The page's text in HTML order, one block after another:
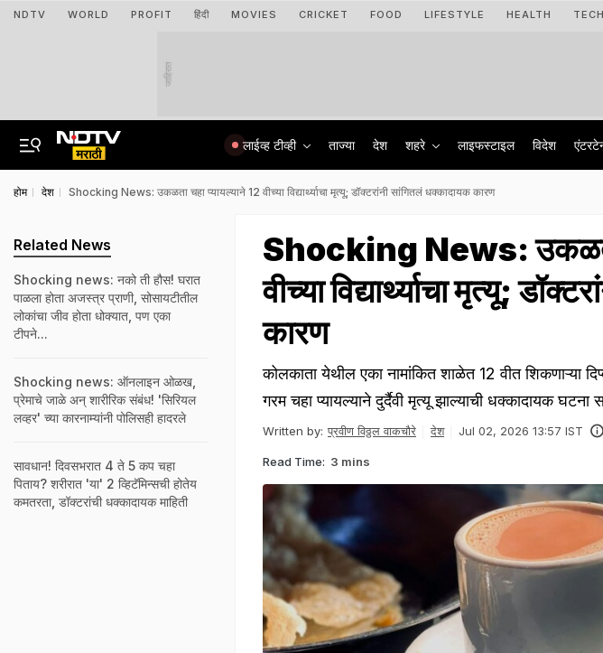
NDTV WORLD PROFIT हिंदी MOVIES CRICKET FOOD LIFESTYLE HEALTH TECH
जाहिरात
लाईव्ह टीव्ही ताज्या देश शहरे लाइफस्टाइल विदेश
होम देश Shocking News: उकळता चहा प्यायल्याने 12 वीच्या विद्यार्थ्याचा मृत्यू; डॉक्टरांनी सांगितलं धक्कादायक कारण
Shocking News: उकळता
वीच्या विद्यार्थ्याचा मृत्यू;
कारण
कोलकाता येथील एका नामांकित शाळेत 12 वीत शिकणाऱ्या
गरम चहा प्यायल्याने दुर्दैवी मृत्यू झाल्याची धक्कादायक
Written by: प्रवीण विठ्ठल वाकचौरे देश Jul 02, 2026 13:57 IST
Read Time: 3 mins
Related News
Shocking news: नको ती हौस! घरात
पाळला होता अजस्त्र प्राणी, सोसायटीतील
लोकांचा जीव होता धोक्यात, पण एका
टीपने...
Shocking news: ऑनलाइन ओळख,
प्रेमाचे जाळे अन् शारीरिक संबंध! 'सिरियल
लव्हर' च्या कारनाम्यांनी पोलिसही हादरले
सावधान! दिवसभरात 4 ते 5 कप चहा
पिताय? शरीरात 'या' 2 व्हिटॅमिन्सची होतेय
कमतरता, डॉक्टरांची धक्कादायक माहिती